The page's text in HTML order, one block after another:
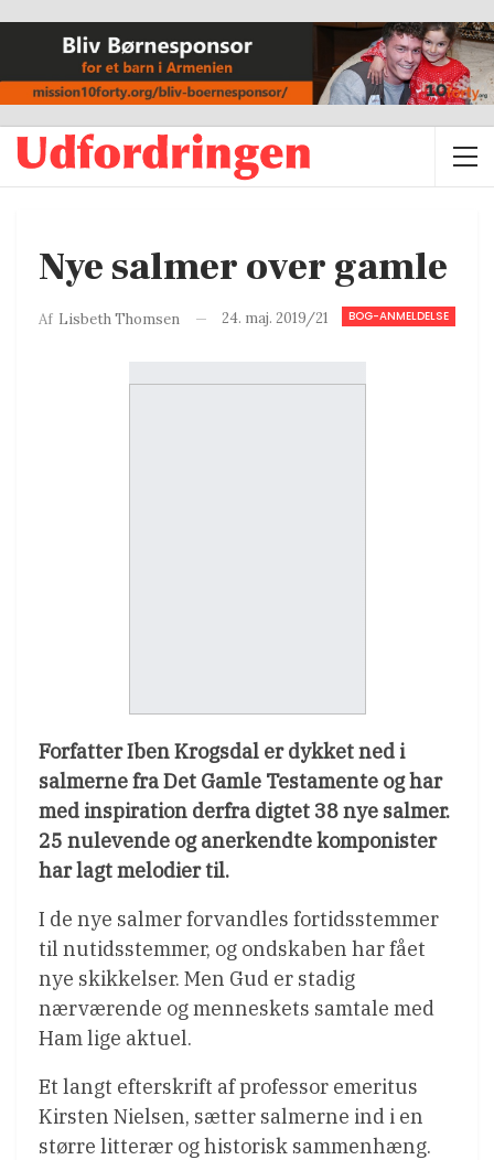
Nye salmer over gamle
BOG-ANMELDELSE
Af Lisbeth Thomsen 24. maj. 2019/21
Forfatter Iben Krogsdal er dykket ned i
salmerne fra Det Gamle Testamente og har
med inspiration derfra digtet 38 nye salmer.
25 nulevende og anerkendte komponister
har lagt melodier til.
I de nye salmer forvandles fortidsstemmer
til nutidsstemmer, og ondskaben har fået
nye skikkelser. Men Gud er stadig
nærværende og menneskets samtale med
Ham lige aktuel.
Et langt efterskrift af professor emeritus
Kirsten Nielsen, sætter salmerne ind i en
større litterær og historisk sammenhæng.